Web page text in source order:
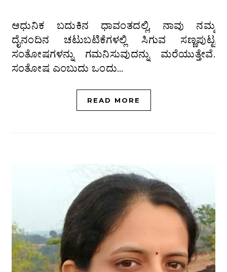
ಆಧುನಿಕ ಬದುಕಿನ ಧಾವಂತದಲ್ಲಿ, ನಾವು ನಮ್ಮ
ದೈನಂದಿನ ಚಟುಬಟಿಕೆಗಳಲ್ಲಿ ಸಿಗುವ ಸಣ್ಣಪುಟ್ಟ
ಸಂತೋಷಗಳನ್ನು ಗಮನಿಸುವುದನ್ನು ಮರೆಯುತ್ತೇವೆ.
ಸಂತೋಷ ಎಂಬುದು ಒಂದು…
READ MORE